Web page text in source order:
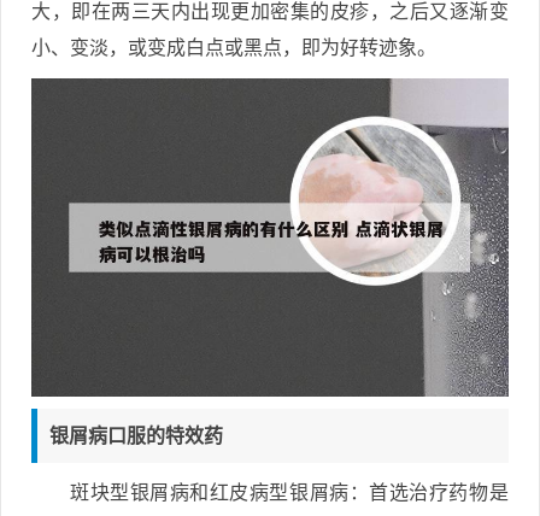
大，即在两三天内出现更加密集的皮疹，之后又逐渐变
小、变淡，或变成白点或黑点，即为好转迹象。
银屑病口服的特效药
斑块型银屑病和红皮病型银屑病：首选治疗药物是